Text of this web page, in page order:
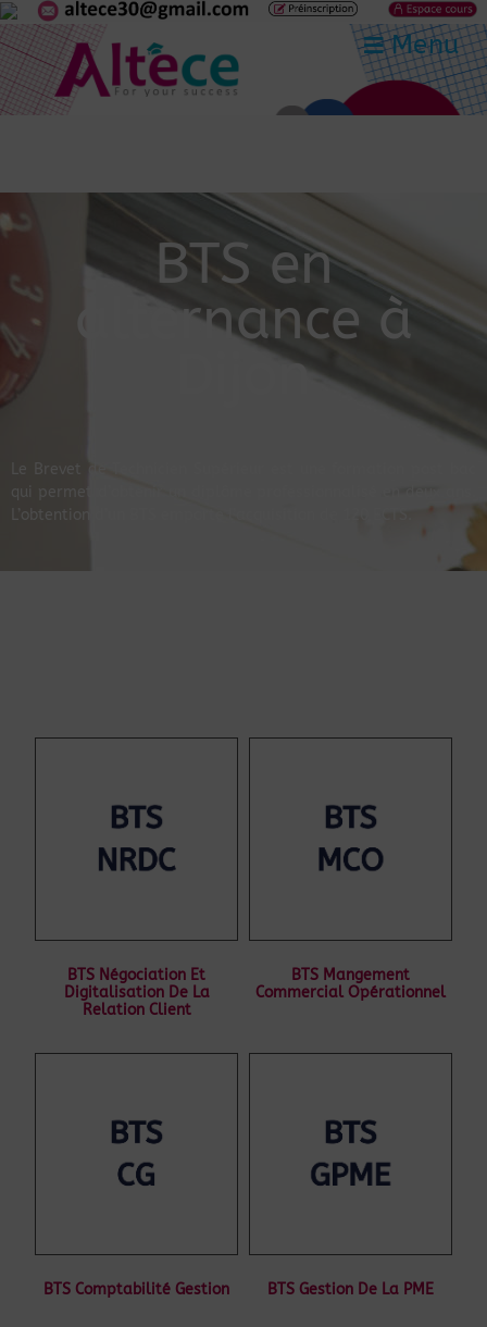
Menu
BTS en
alternance à
Dijon
Le Brevet de Technicien Supérieur est une formation post bac
qui permet d’obtenir un diplôme professionnalisé en deux ans.
L’obtention d’un BTS emporte l’acquisition de 120 ECTS.
BTS Négociation Et
Digitalisation De La
Relation Client
BTS Mangement
Commercial Opérationnel
BTS Comptabilité Gestion BTS Gestion De La PME